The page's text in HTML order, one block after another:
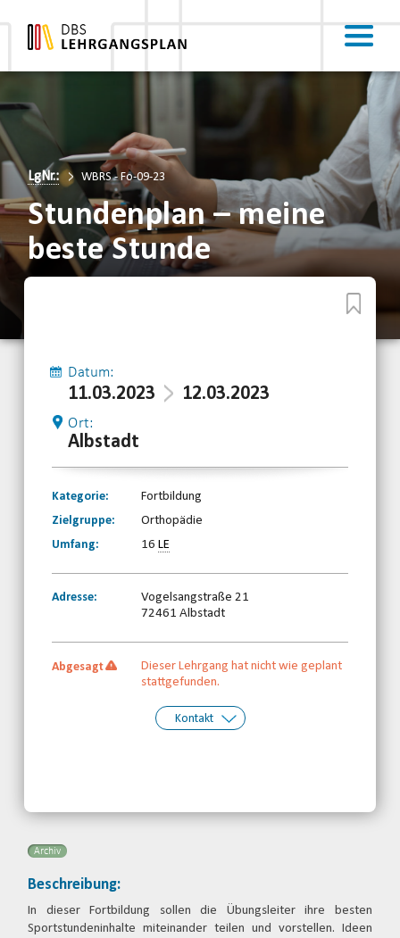
LgNr.: WBRS - Fo-09-23
Stundenplan – meine
beste Stunde
Datum:
11.03.2023 12.03.2023
Ort:
Albstadt
Kategorie:
Fortbildung
Zielgruppe:
Orthopädie
Umfang:
16 LE
Adresse:
Vogelsangstraße 21
72461 Albstadt
Abgesagt
Dieser Lehrgang hat nicht wie geplant
stattgefunden.
Kontakt
Archiv
Beschreibung:
In dieser Fortbildung sollen die Übungsleiter ihre besten
Sportstundeninhalte miteinander teilen und vorstellen. Ideen